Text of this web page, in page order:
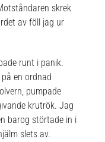
skrek
av föll jag ur
runt i panik.
en ordnad
pumpade
krutrök. Jag
barog störtade in i
slets av.